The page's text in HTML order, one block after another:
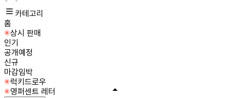
카테고리
홈
상시 판매
인기
공개예정
신규
마감임박
럭키드로우
영퍼센트 레터